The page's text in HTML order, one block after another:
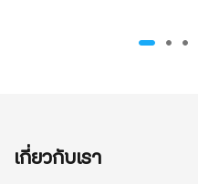
เกี่ยวกับเรา